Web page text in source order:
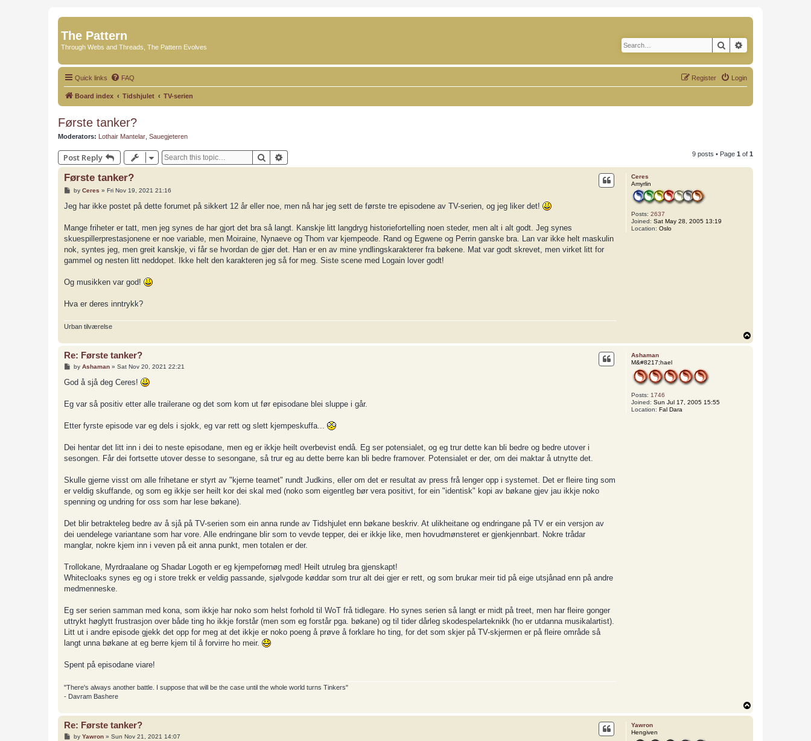
The Pattern
Through Webs and Threads, The Pattern Evolves Search
Quick links FAQ Login
Register
Board index Tidshjulet TV-serien
Første tanker?
Moderators: Lothair Mantelar Sauegjeteren
Post Reply Search 9 posts • Page 1 of 1
Ceres
Amyrlin
Posts: 2637
Joined: Sat May 28, 2005 13:19
Location: Oslo
Første tanker?
P
s
by Ceres » Fri Nov 19, 2021 21:16
Jeg har ikke postet på dette forumet på sikkert 12 år eller noe, men nå har jeg sett de første tre episodene av TV-serien, og jeg liker det!
Mange friheter er tatt, men jeg synes de har gjort det bra så langt. Kanskje litt langdryg historiefortelling noen steder, men alt i alt godt. Jeg synes
skuespillerprestasjonene er noe variable, men Moiraine, Nynaeve og Thom var kjempeode. Rand og Egwene og Perrin ganske bra. Lan var ikke helt maskulin
nok, syntes jeg, men greit kanskje, vi får se hvordan de gjør det. Han er en av mine yndlingskarakterer fra bøkene. Mat var godt skrevet, men virket litt for
gammel og nesten litt neddopet. Ikke helt den karakteren jeg så for meg. Siste scene med Logain lover godt!
Og musikken var god!
Hva er deres inntrykk?
Urban tilværelse
o
Ashaman
M&#8217;hael
Posts: 1746
Joined: Sun Jul 17, 2005 15:55
Location: Fal Dara
Re: Første tanker?
P
s
by Ashaman» Sat Nov 20, 2021 22:21
God å sjå deg Ceres!
Eg var så positiv etter alle trailerane og det som kom ut før episodane blei sluppe i går.
Etter fyrste episode var eg dels i sjokk, eg var rett og slett kjempeskuffa...
Dei hentar det litt inn i dei to neste episodane, men eg er ikkje heilt overbevist endå. Eg ser potensialet, og eg trur dette kan bli bedre og bedre utover i
sesongen. Får dei fortsette utover desse to sesongane, så trur eg au dette berre kan bli bedre framover. Potensialet er der, om dei maktar å utnytte det.
Skulle gjerne visst om alle frihetane er styrt av "kjerne teamet" rundt Judkins, eller om det er resultat av press frå lenger opp i systemet. Det er fleire ting som
er veldig skuffande, og som eg ikkje ser heilt kor dei skal med (noko som eigentleg bør vera positivt, for ein "identisk" kopi av bøkane gjev jau ikkje noko
spenning og undring for oss som har lese bøkane).
Det blir betrakteleg bedre av å sjå på TV-serien som ein anna runde av Tidshjulet enn bøkane beskriv. At ulikheitane og endringane på TV er ein versjon av
dei uendelege variantane som har vore. Alle endringane blir som to vevde tepper, dei er ikkje like, men hovudmønsteret er gjenkjennbart. Nokre trådar
manglar, nokre kjem inn i veven på eit anna punkt, men totalen er der.
Trollokane, Myrdraalane og Shadar Logoth er eg kjempefornøg med! Heilt utruleg bra gjenskapt!
Whitecloaks synes eg og i store trekk er veldig passande, sjølvgode køddar som trur alt dei gjer er rett, og som brukar meir tid på eige utsjånad enn på andre
medmenneske.
Eg ser serien samman med kona, som ikkje har noko som helst forhold til WoT frå tidlegare. Ho synes serien så langt er midt på treet, men har fleire gonger
uttrykt høglytt frustrasjon over både ting ho ikkje forstår (men som eg forstår pga. bøkane) og til tider dårleg skodespelarteknikk (ho er utdanna musikalartist).
Litt ut i andre episode gjekk det opp for meg at det ikkje er noko poeng å prøve å forklare ho ting, for det som skjer på TV-skjermen er på fleire område så
langt unna bøkane at eg berre kjem til å forvirre ho meir.
Spent på episodane viare!
"There's always another battle. I suppose that will be the case until the whole world turns Tinkers"
- Davram Bashere
Yawron
Hengiven
Re: Første tanker?
Pby Yawron» Sun Nov 21, 2021 14:07